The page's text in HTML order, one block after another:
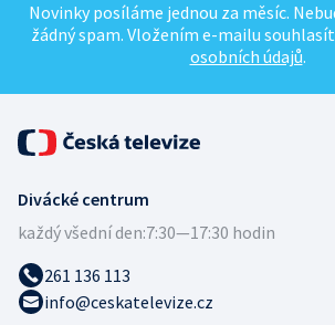
Novinky posíláme jednou za měsíc.
žádný spam. Vložením e-mailu
osobních údajů.